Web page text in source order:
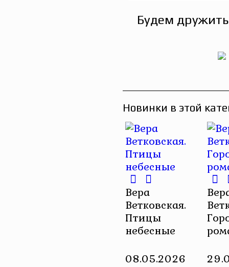
Будем
Новинки в этой
Вера
Ветковская.
Птицы
небесные
08.05.2026